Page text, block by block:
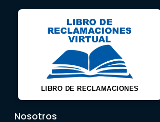
LIBRO DE RECLAMACIONES
Nosotros